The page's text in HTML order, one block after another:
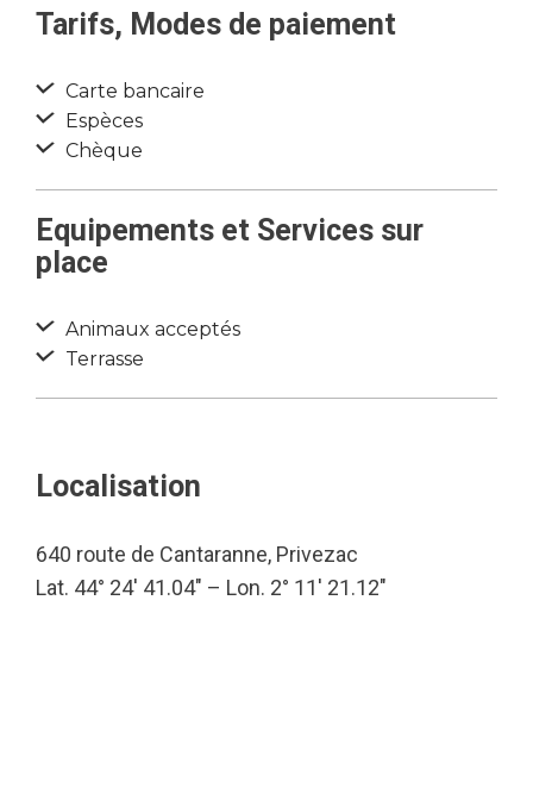
Tarifs, Modes de paiement
Carte bancaire
Espèces
Chèque
Equipements et Services sur
place
Animaux acceptés
Terrasse
Localisation
640 route de Cantaranne, Privezac
Lat. 44° 24′ 41.04″ – Lon. 2° 11′ 21.12″